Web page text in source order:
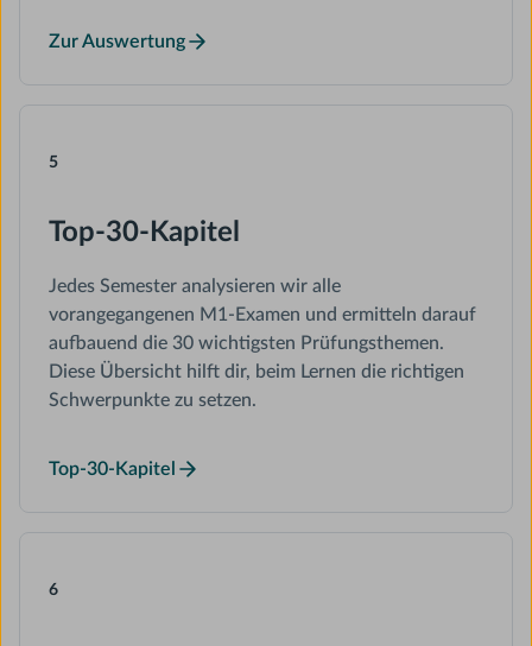
Zur Auswertung
5
Top-30-Kapitel
Jedes Semester analysieren wir alle
vorangegangenen M1-Examen und ermitteln darauf
aufbauend die 30 wichtigsten Prüfungsthemen.
Diese Übersicht hilft dir, beim Lernen die richtigen
Schwerpunkte zu setzen.
Top-30-Kapitel
6